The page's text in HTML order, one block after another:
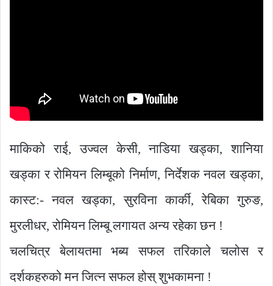
माकिको राई, उज्वल केसी, नाडिया खड्का, शानिया
खड्का र रोमियन लिम्बूको निर्माण, निर्देशक नवल खड्का,
कास्ट:- नवल खड्का, सुरविना कार्की, रेबिका गुरुङ,
मुरलीधर, रोमियन लिम्बू लगायत अन्य रहेका छन !
चलचित्र बेलायतमा भब्य सफल तरिकाले चलोस र
दर्शकहरुको मन जित्न सफल होस् शुभकामना !